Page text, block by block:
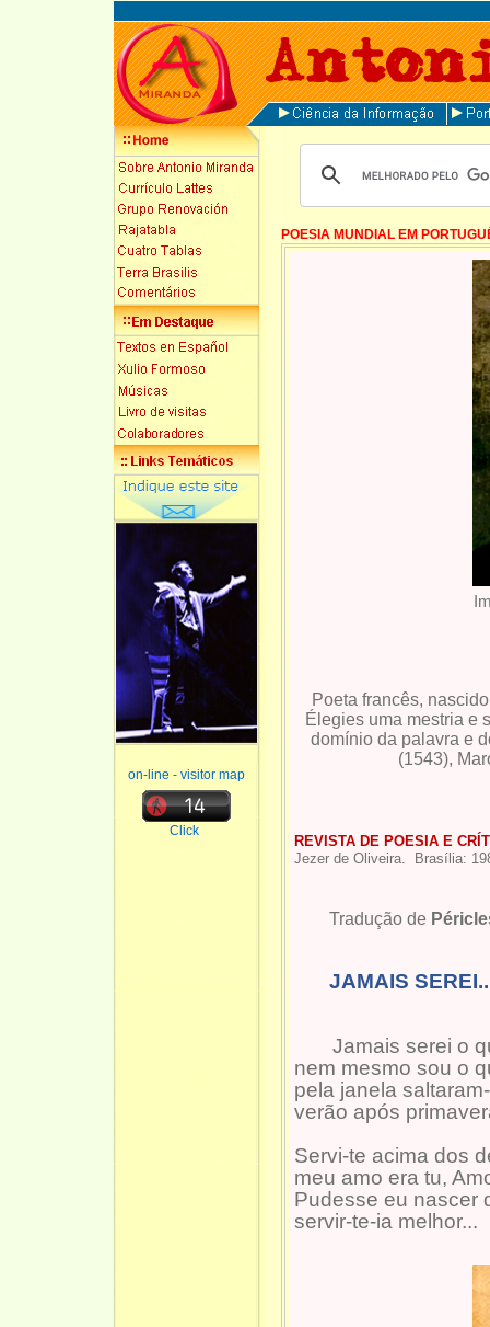
on-line - visitor map
Click
POESIA MUNDIAL EM
Poeta francês,
Élegies uma mestria e
domínio da palavra e
(1543),
REVISTA DE POESIA E
Jezer de Oliveira. Brasília:
Tradução de
JAMAIS
Jamais serei o
nem mesmo sou o
pela janela
verão após
Servi-te acima dos
meu amo era tu,
Pudesse eu nascer
servir-te-ia melhor...